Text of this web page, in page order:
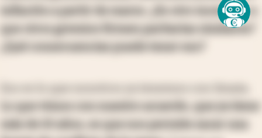
inflación a partir de marzo. ¿Es otro incentivo a
que otros gremios firmen paritarias similares?
¿Qué consecuencias puede tener eso?
Lo que vimos con nuestro acuerdo, que ya tiene
más de 10 años, es que nos permite sacar una